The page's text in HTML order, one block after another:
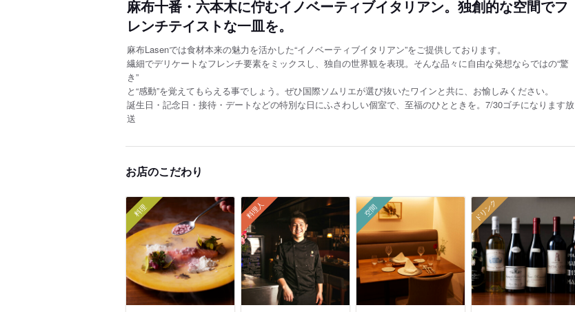
麻布十番・六本木に佇むイノベーティブイタリアン。独創的な空間でフ
レンチテイストな一皿を。
麻布Lasenでは食材本来の魅力を活かした“イノベーティブイタリアン”をご提供しております。
繊細でデリケートなフレンチ要素をミックスし、独自の世界観を表現。そんな品々に自由な発想ならではの“驚
き”
と“感動”を覚えてもらえる事でしょう。ぜひ国際ソムリエが選び抜いたワインと共に、お愉しみください。
誕生日・記念日・接待・デートなどの特別な日にふさわしい個室で、至福のひとときを。7/30ゴチになります放
送
お店のこだわり
料理 料理人 空間 ドリンク